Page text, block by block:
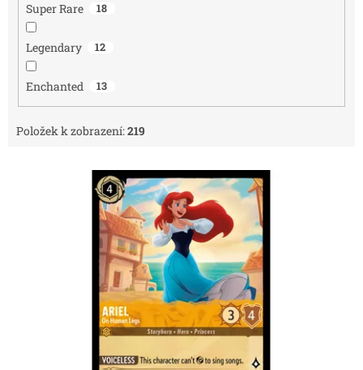
Super Rare 18
Legendary 12
Enchanted 13
Položek k zobrazení:219